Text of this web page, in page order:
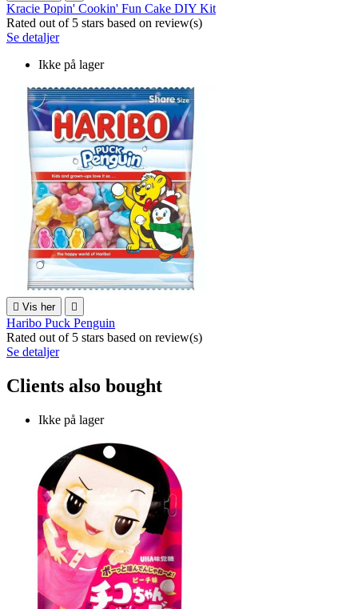
Kracie Popin' Cookin' Fun Cake DIY Kit
Rated out of 5 stars based on review(s)
Se detaljer
Ikke på lager
 Vis her 
Haribo Puck Penguin
Rated out of 5 stars based on review(s)
Se detaljer
Clients also bought
Ikke på lager